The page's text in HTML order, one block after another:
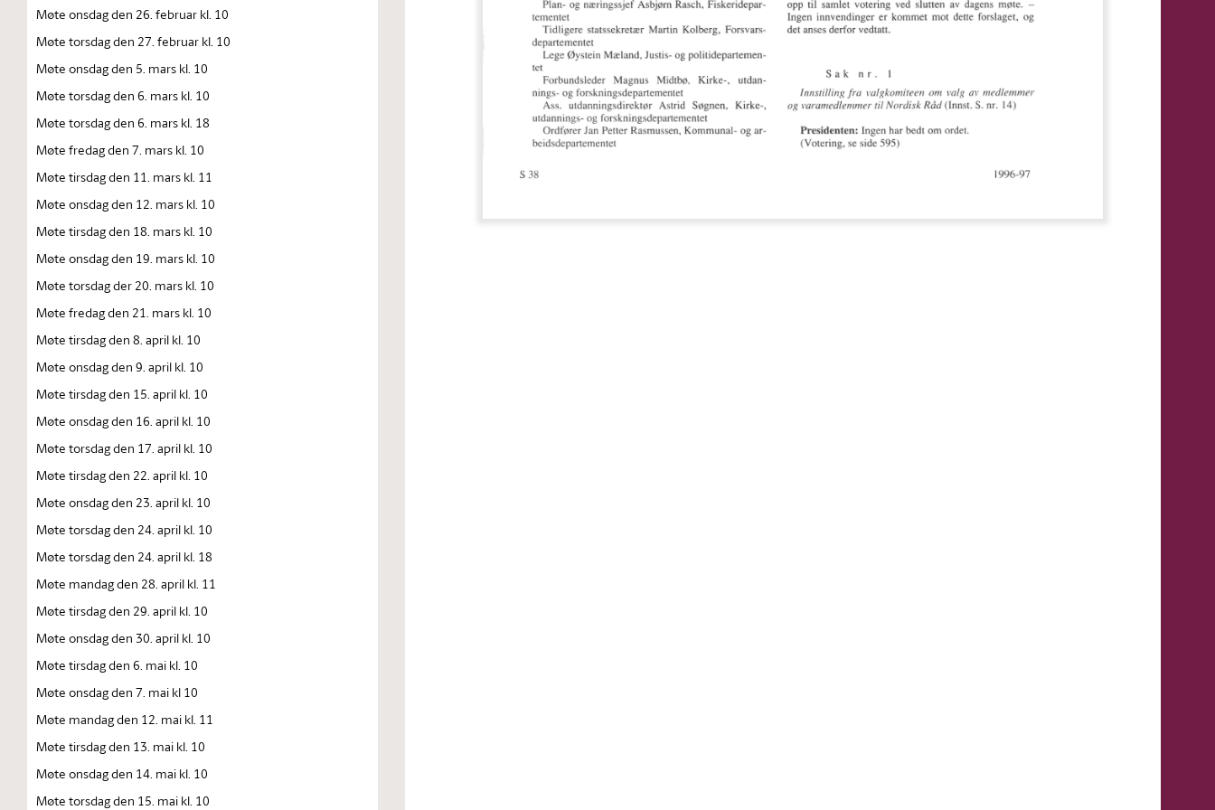
Møte onsdag den 26. februar kl. 10
Møte torsdag den 27. februar kl. 10
Møte onsdag den 5. mars kl. 10
Møte torsdag den 6. mars kl. 10
Møte torsdag den 6. mars kl. 18
Møte fredag den 7. mars kl. 10
Møte tirsdag den 11. mars kl. 11
Møte onsdag den 12. mars kl. 10
Møte tirsdag den 18. mars kl. 10
Møte onsdag den 19. mars kl. 10
Møte torsdag der 20. mars kl. 10
Møte fredag den 21. mars kl. 10
Møte tirsdag den 8. april kl. 10
Møte onsdag den 9. april kl. 10
Møte tirsdag den 15. april kl. 10
Møte onsdag den 16. april kl. 10
Møte torsdag den 17. april kl. 10
Møte tirsdag den 22. april kl. 10
Møte onsdag den 23. april kl. 10
Møte torsdag den 24. april kl. 10
Møte torsdag den 24. april kl. 18
Møte mandag den 28. april kl. 11
Møte tirsdag den 29. april kl. 10
Møte onsdag den 30. april kl. 10
Møte tirsdag den 6. mai kl. 10
Møte onsdag den 7. mai kl 10
Møte mandag den 12. mai kl. 11
Møte tirsdag den 13. mai kl. 10
Møte onsdag den 14. mai kl. 10
Møte torsdag den 15. mai kl. 10